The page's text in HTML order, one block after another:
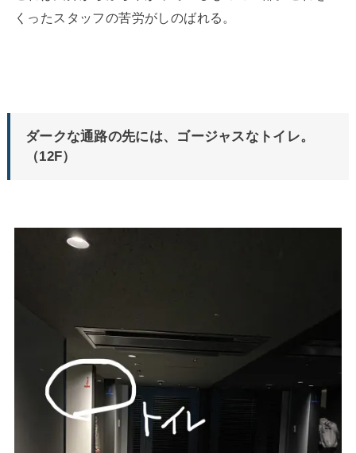
くったスタッフの苦労がしのばれる。
ダークな通路の先には、ゴージャスなトイレ。
（12F）